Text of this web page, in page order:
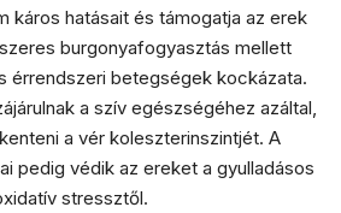
káros hatásait és támogatja az erek
burgonyafogyasztás mellett
érrendszeri betegségek kockázata.
a szív egészségéhez azáltal,
a vér koleszterinszintjét. A
pedig védik az ereket a gyulladásos
stressztől.